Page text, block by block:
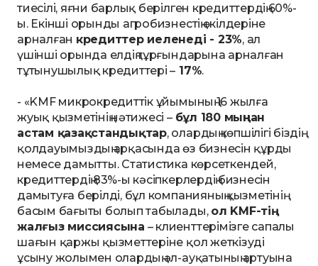
тиесілі, яғни барлық берілген кредиттердің 60%-
ы. Екінші орынды агробизнестің өкілдеріне
арналған кредиттер иеленеді - 23%, ал
үшінші орында елдің тұрғындарына арналған
тұтынушылық кредиттері – 17%.
- «KMF микрокредиттік ұйымының 16 жылға
жуық қызметінің нәтижесі – бұл 180 мыңнан
астам қазақстандықтар, олардың көпшілігі біздің
қолдауымыздың арқасында өз бизнесін құрды
немесе дамытты. Статистика көрсеткендей,
кредиттердің 83%-ы кәсіпкерлердің бизнесін
дамытуға берілді, бұл компанияның қызметінің
басым бағыты болып табылады, ол KMF-тің
жалғыз миссиясына – клиенттерімізге сапалы
шағын қаржы қызметтеріне қол жеткізуді
ұсыну жолымен олардың әл-ауқатының артуына